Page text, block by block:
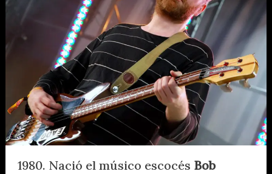
1980. Nació el músico escocés Bob